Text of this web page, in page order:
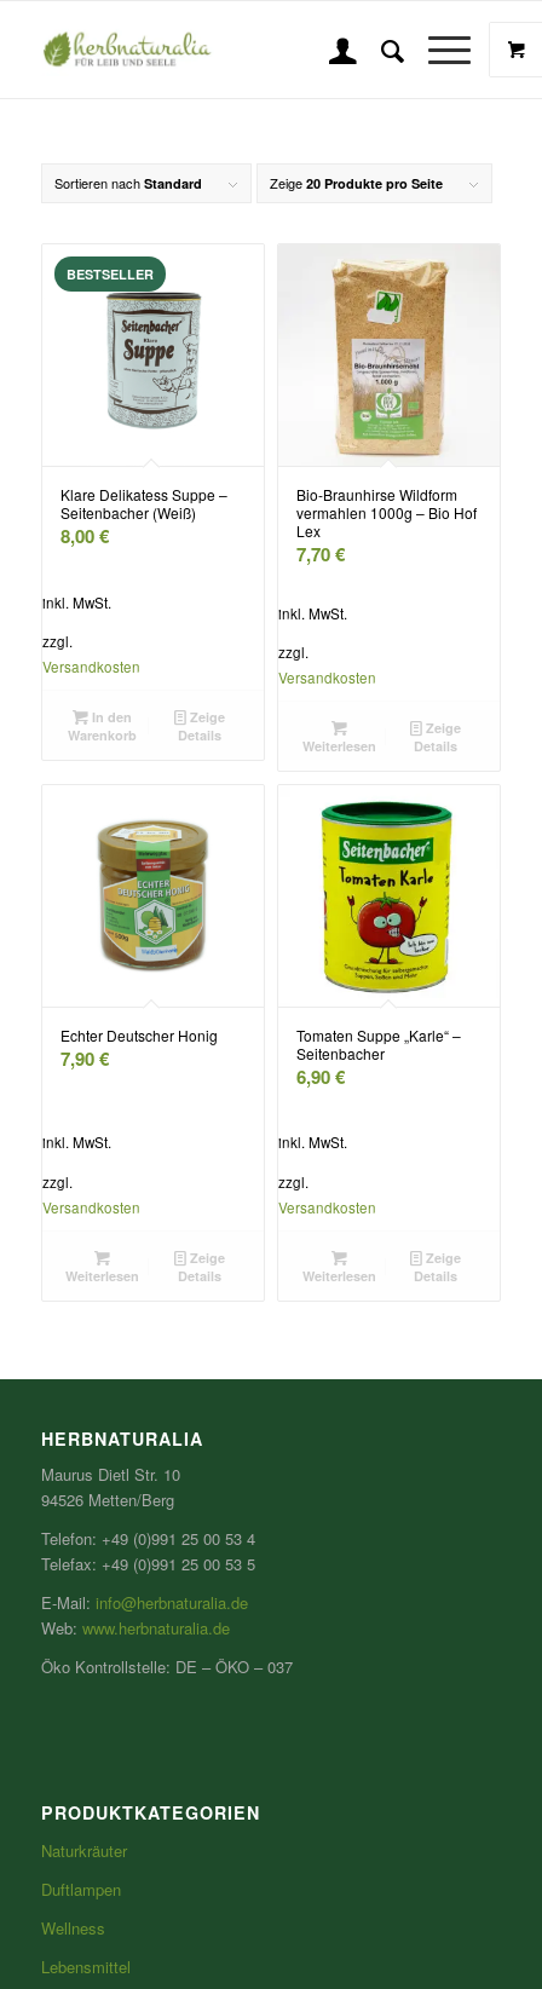
Öle / Suppen
Sie sind hier: Startseite Öle / Suppen
Sortieren nach Standard Zeige 20 Produkte pro Seite
Klare Delikatess Suppe –
Seitenbacher (Weiß)
8,00€
inkl. MwSt.
zzgl.
Versandkosten
In den
Warenkorb
Zeige
Details
Bio-Braunhirse Wildform
vermahlen 1000g – Bio Hof
Lex
7,70€
inkl. MwSt.
zzgl.
Versandkosten
Weiterlesen
Zeige
Details
Echter Deutscher Honig
7,90€
inkl. MwSt.
zzgl.
Versandkosten
Weiterlesen
Zeige
Details
Tomaten Suppe „Karle“ –
Seitenbacher
6,90€
inkl. MwSt.
zzgl.
Versandkosten
Weiterlesen
Zeige
Details
HERBNATURALIA
Maurus Dietl Str. 10
94526 Metten/Berg
Telefon: +49 (0)991 25 00 53 4
Telefax: +49 (0)991 25 00 53 5
E-Mail: info@herbnaturalia.de
Web: www.herbnaturalia.de
Öko Kontrollstelle: DE – ÖKO – 037
PRODUKTKATEGORIEN
Naturkräuter
Duftlampen
Wellness
Lebensmittel